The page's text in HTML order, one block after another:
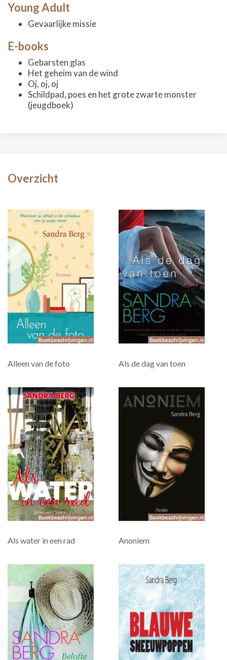
Young Adult
Gevaarlijke missie
E-books
Gebarsten glas
Het geheim van de wind
Oj, oj, oj
Schildpad, poes en het grote zwarte monster
(jeugdboek)
Overzicht
Alleen van de foto Als de dag van toen
Als water in een rad Anoniem